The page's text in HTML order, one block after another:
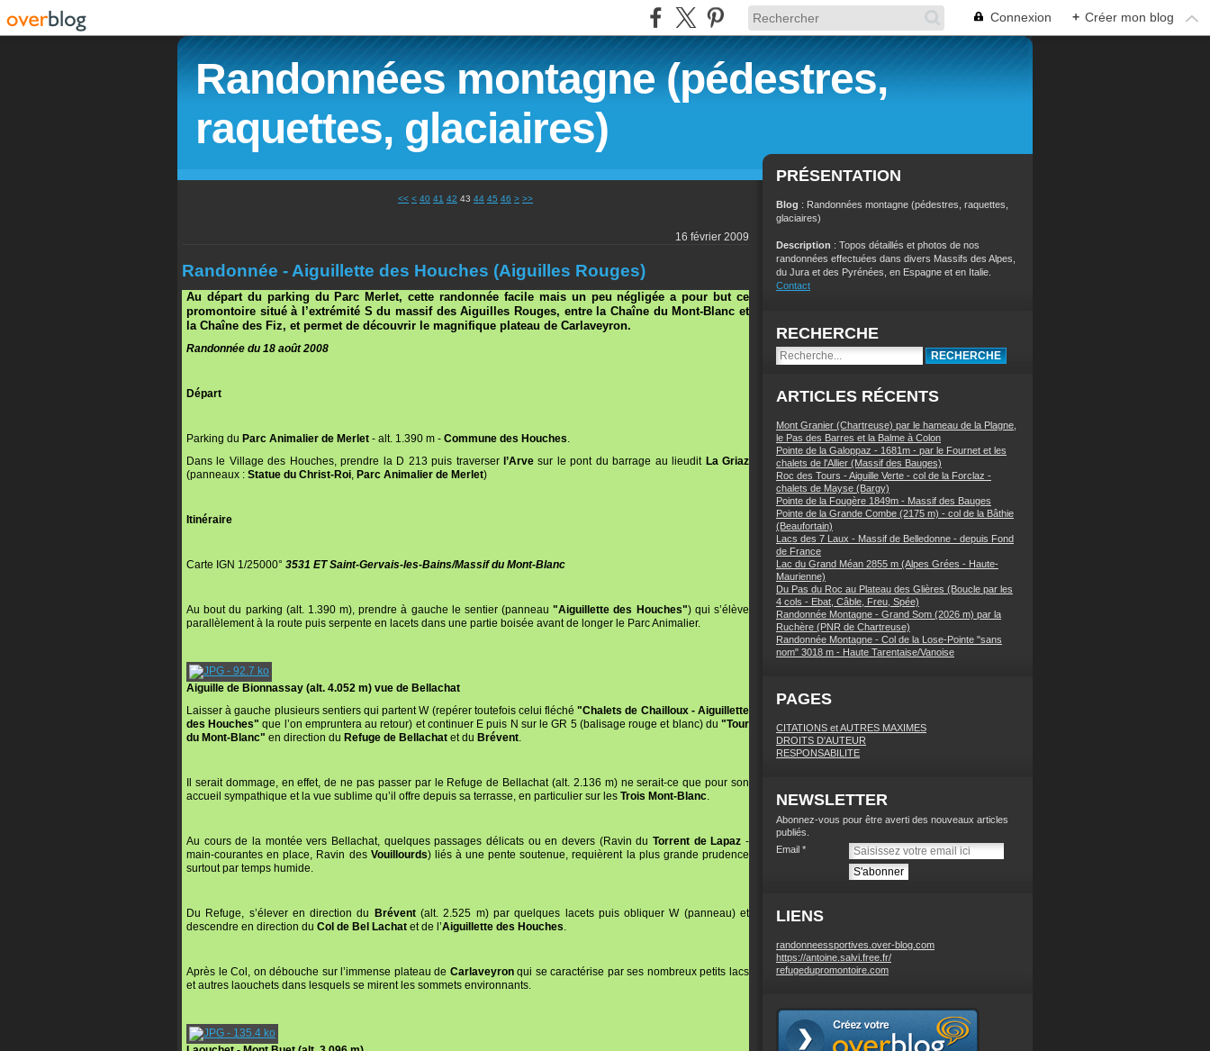
Connexion + Créer mon blog
Randonnées montagne (pédestres,
raquettes, glaciaires)
<< < 10
20
30
40 41 42 43 44 45 46 > >>
16 février 2009
Randonnée - Aiguillette des Houches (Aiguilles Rouges)
Au départ du parking du Parc Merlet, cette randonnée facile mais un peu négligée a pour but ce
promontoire situé à l’extrémité S du massif des Aiguilles Rouges, entre la Chaîne du Mont-Blanc et
la Chaîne des Fiz, et permet de découvrir le magnifique plateau de Carlaveyron.
Randonnée du 18 août 2008
Départ
Parking du Parc Animalier de Merlet - alt. 1.390 m - Commune des Houches.
Dans le Village des Houches, prendre la D 213 puis traverser l’Arvesur le pont du barrage au lieudit La Griaz
(panneaux : Statue du Christ-Roi, Parc Animalier de Merlet)
Itinéraire
Carte IGN 1/25000° 3531 ET Saint-Gervais-les-Bains/Massif du Mont-Blanc
Au bout du parking (alt. 1.390 m), prendre à gauche le sentier (panneau"Aiguillette des Houches") qui s’élève
parallèlement à la route puis serpente en lacets dans une partie boisée avant de longer le Parc Animalier.
Aiguille de Bionnassay (alt. 4.052 m) vue de Bellachat
Laisser à gauche plusieurs sentiers qui partent W (repérer toutefois celui fléché"Chalets de Chailloux - Aiguillette
des Houches" que l’on empruntera au retour) et continuer E puis N sur le GR 5 (balisage rouge et blanc) du"Tour
du Mont-Blanc" en direction du Refuge de Bellachat et du Brévent.
Il serait dommage, en effet, de ne pas passer par le Refuge de Bellachat (alt. 2.136 m) ne serait-ce que pour son
accueil sympathique et la vue sublime qu’il offre depuis sa terrasse, en particulier sur les Trois Mont-Blanc.
Au cours de la montée vers Bellachat, quelques passages délicats ou en devers (Ravin du Torrent de Lapaz -
main-courantes en place, Ravin des Vouillourds) liés à une pente soutenue, requièrent la plus grande prudence
surtout par temps humide.
Du Refuge, s’élever en direction du Brévent(alt. 2.525 m) par quelques lacets puis obliquer W (panneau) et
descendre en direction du Col de Bel Lachat et de l’Aiguillette des Houches.
Après le Col, on débouche sur l’immense plateau de Carlaveyronqui se caractérise par ses nombreux petits lacs
et autres laouchets dans lesquels se mirent les sommets environnants.
PRÉSENTATION
Blog : Randonnées montagne (pédestres, raquettes,
glaciaires)
Description : Topos détaillés et photos de nos
randonnées effectuées dans divers Massifs des Alpes,
du Jura et des Pyrénées, en Espagne et en Italie.
Contact
RECHERCHE
ARTICLES RÉCENTS
Mont Granier (Chartreuse) par le hameau de la Plagne,
le Pas des Barres et la Balme à Colon
Pointe de la Galoppaz - 1681m - par le Fournet et les
chalets de l'Allier (Massif des Bauges)
Roc des Tours - Aiguille Verte - col de la Forclaz -
chalets de Mayse (Bargy)
Pointe de la Fougère 1849m - Massif des Bauges
Pointe de la Grande Combe (2175 m) - col de la Bâthie
(Beaufortain)
Lacs des 7 Laux - Massif de Belledonne - depuis Fond
de France
Lac du Grand Méan 2855 m (Alpes Grées - Haute-
Maurienne)
Du Pas du Roc au Plateau des Glières (Boucle par les
4 cols - Ebat, Câble, Freu, Spée)
Randonnée Montagne - Grand Som (2026 m) par la
Ruchère (PNR de Chartreuse)
Randonnée Montagne - Col de la Lose-Pointe "sans
nom" 3018 m - Haute Tarentaise/Vanoise
PAGES
CITATIONS et AUTRES MAXIMES
DROITS D'AUTEUR
RESPONSABILITE
NEWSLETTER
Abonnez-vous pour être averti des nouveaux articles
publiés.
Email
LIENS
randonneessportives.over-blog.com
https://antoine.salvi.free.fr/
refugedupromontoire.com